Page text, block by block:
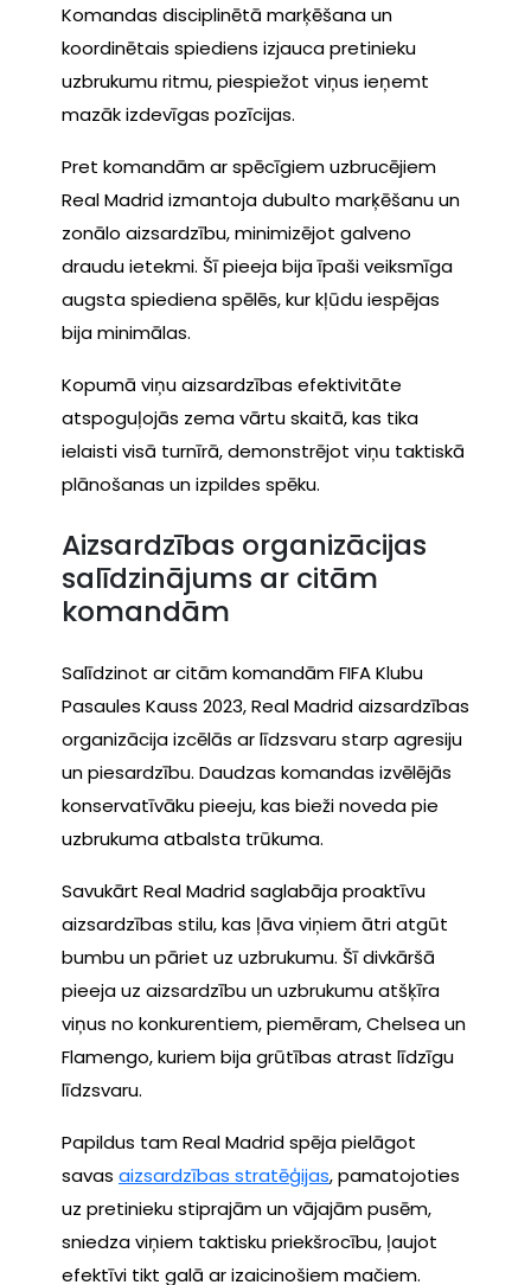
Komandas disciplinētā marķēšana un
koordinētais spiediens izjauca pretinieku
uzbrukumu ritmu, piespiežot viņus ieņemt
mazāk izdevīgas pozīcijas.
Pret komandām ar spēcīgiem uzbrucējiem
Real Madrid izmantoja dubulto marķēšanu un
zonālo aizsardzību, minimizējot galveno
draudu ietekmi. Šī pieeja bija īpaši veiksmīga
augsta spiediena spēlēs, kur kļūdu iespējas
bija minimālas.
Kopumā viņu aizsardzības efektivitāte
atspoguļojās zema vārtu skaitā, kas tika
ielaisti visā turnīrā, demonstrējot viņu taktiskā
plānošanas un izpildes spēku.
Aizsardzības organizācijas
salīdzinājums ar citām
komandām
Salīdzinot ar citām komandām FIFA Klubu
Pasaules Kauss 2023, Real Madrid aizsardzības
organizācija izcēlās ar līdzsvaru starp agresiju
un piesardzību. Daudzas komandas izvēlējās
konservatīvāku pieeju, kas bieži noveda pie
uzbrukuma atbalsta trūkuma.
Savukārt Real Madrid saglabāja proaktīvu
aizsardzības stilu, kas ļāva viņiem ātri atgūt
bumbu un pāriet uz uzbrukumu. Šī divkāršā
pieeja uz aizsardzību un uzbrukumu atšķīra
viņus no konkurentiem, piemēram, Chelsea un
Flamengo, kuriem bija grūtības atrast līdzīgu
līdzsvaru.
Papildus tam Real Madrid spēja pielāgot
savas aizsardzības stratēģijas, pamatojoties
uz pretinieku stiprajām un vājajām pusēm,
sniedza viņiem taktisku priekšrocību, ļaujot
efektīvi tikt galā ar izaicinošiem mačiem.